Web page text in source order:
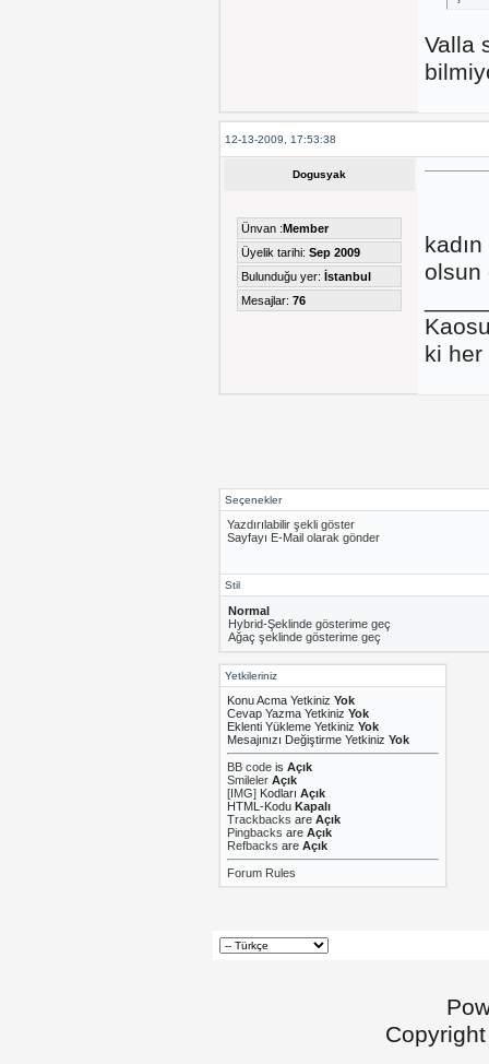
Valla
12-13-2009, 17:53:38
Dogusyak
Ünvan :Member
Üyelik tarihi: Sep 2009
Bulunduğu yer: İstanbul
Mesajlar: 76
olsun
ki her
Seçenekler
Yazdırılabilir şekli göster
Sayfayı E-Mail olarak gönder
Stil
Normal
Hybrid-Şeklinde gösterime geç
Ağaç şeklinde gösterime geç
Yetkileriniz
Konu Acma Yetkiniz Yok
Cevap Yazma Yetkiniz Yok
Eklenti Yükleme Yetkiniz Yok
Mesajınızı Değiştirme Yetkiniz Yok
BB code is Açık
Smileler Açık
[IMG] Kodları Açık
HTML-Kodu Kapalı
Trackbacks are Açık
Pingbacks are Açık
Refbacks are Açık
Forum Rules